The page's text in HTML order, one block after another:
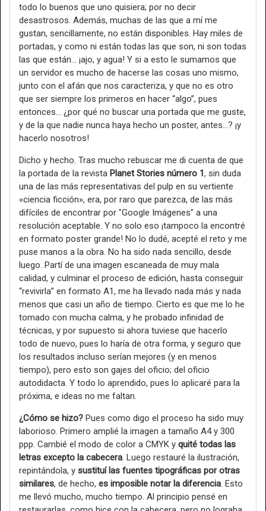
todo lo buenos que uno quisiera; por no decir
desastrosos. Además, muchas de las que a mí me
gustan, sencillamente, no están disponibles. Hay miles de
portadas, y como ni están todas las que son, ni son todas
las que están… ¡ajo, y agua! Y si a esto le sumamos que
un servidor es mucho de hacerse las cosas uno mismo,
junto con el afán que nos caracteriza, y que no es otro
que ser siempre los primeros en hacer “algo”, pues
entonces… ¿por qué no buscar una portada que me guste,
y de la que nadie nunca haya hecho un poster, antes…? ¡y
hacerlo nosotros!
Dicho y hecho. Tras mucho rebuscar me di cuenta de que
la portada de la revista Planet Stories número 1, sin duda
una de las más representativas del pulp en su vertiente
«ciencia ficción», era, por raro que parezca, de las más
difíciles de encontrar por "Google Imágenes" a una
resolución aceptable. Y no solo eso ¡tampoco la encontré
en formato poster grande! No lo dudé, acepté el reto y me
puse manos a la obra. No ha sido nada sencillo, desde
luego. Partí de una imagen escaneada de muy mala
calidad, y culminar el proceso de edición, hasta conseguir
“revivirla” en formato A1, me ha llevado nada más y nada
menos que casi un año de tiempo. Cierto es que me lo he
tomado con mucha calma, y he probado infinidad de
técnicas, y por supuesto si ahora tuviese que hacerlo
todo de nuevo, pues lo haría de otra forma, y seguro que
los resultados incluso serían mejores (y en menos
tiempo), pero esto son gajes del oficio; del oficio
autodidacta. Y todo lo aprendido, pues lo aplicaré para la
próxima, e ideas no me faltan.
¿Cómo se hizo? Pues como digo el proceso ha sido muy
laborioso. Primero amplié la imagen a tamaño A4 y 300
ppp. Cambié el modo de color a CMYK y quité todas las
letras excepto la cabecera. Luego restauré la ilustración,
repintándola, y sustituí las fuentes tipográficas por otras
similares, de hecho, es imposible notar la diferencia. Esto
me llevó mucho, mucho tiempo. Al principio pensé en